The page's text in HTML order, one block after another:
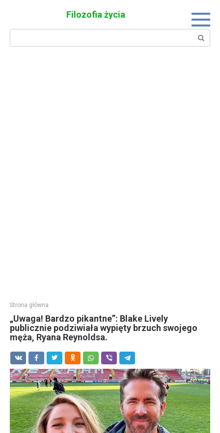
Filozofia życia
Search:
Strona główna
„Uwaga! Bardzo pikantne”: Blake Lively
publicznie podziwiała wypięty brzuch swojego
męża, Ryana Reynoldsa.